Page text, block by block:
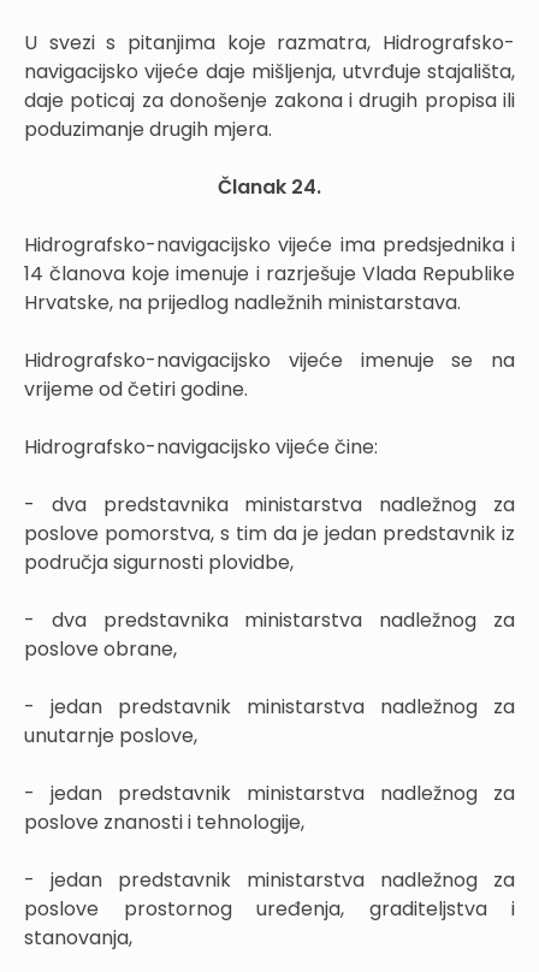
U svezi s pitanjima koje razmatra, Hidrografsko-
navigacijsko vijeće daje mišljenja, utvrđuje stajališta,
daje poticaj za donošenje zakona i drugih propisa ili
poduzimanje drugih mjera.
Članak 24.
Hidrografsko-navigacijsko vijeće ima predsjednika i
14 članova koje imenuje i razrješuje Vlada Republike
Hrvatske, na prijedlog nadležnih ministarstava.
Hidrografsko-navigacijsko vijeće imenuje se na
vrijeme od četiri godine.
Hidrografsko-navigacijsko vijeće čine:
- dva predstavnika ministarstva nadležnog za
poslove pomorstva, s tim da je jedan predstavnik iz
područja sigurnosti plovidbe,
- dva predstavnika ministarstva nadležnog za
poslove obrane,
- jedan predstavnik ministarstva nadležnog za
unutarnje poslove,
- jedan predstavnik ministarstva nadležnog za
poslove znanosti i tehnologije,
- jedan predstavnik ministarstva nadležnog za
poslove prostornog uređenja, graditeljstva i
stanovanja,